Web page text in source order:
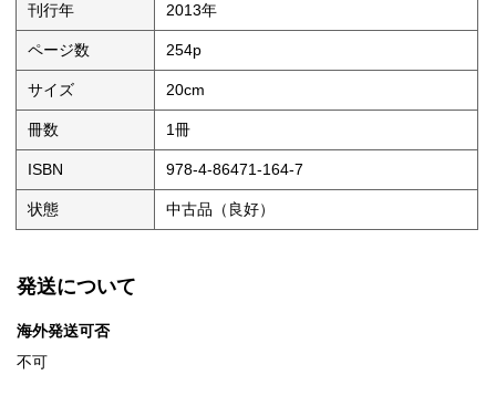
刊行年 2013年
ページ数 254p
サイズ 20cm
冊数 1冊
ISBN 978-4-86471-164-7
状態 中古品（良好）
発送について
海外発送可否
不可